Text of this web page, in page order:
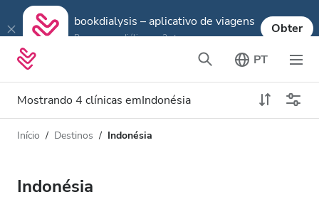
bookdialysis – aplicativo de viagens
Reserve sua diálise em 3 etapas
Obter
PT
Mostrando 4 clínicas emIndonésia
Tipo de Diálise
Todas Diálise
Distância
Início Destinos Indonésia
Indonésia